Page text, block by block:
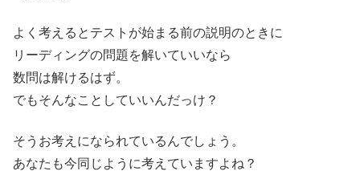
よく考えるとテストが始まる前の説明のときに
リーディングの問題を解いていいなら
数問は解けるはず。
でもそんなことしていいんだっけ？
そうお考えになられているんでしょう。
あなたも今同じように考えていますよね？